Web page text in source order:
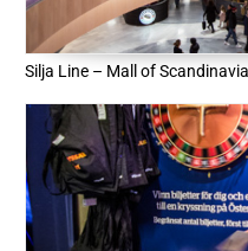
Silja Line – Mall of Scandinavia